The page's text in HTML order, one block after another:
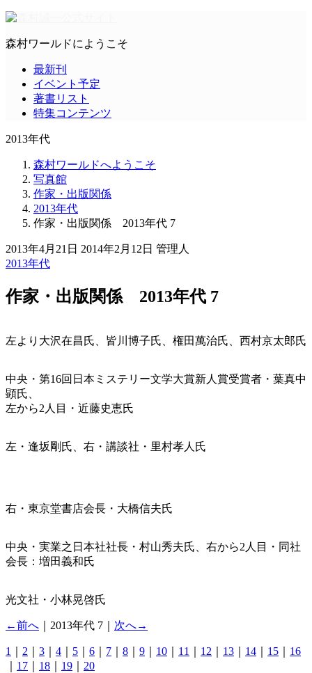
森村ワールドにようこそ
最新刊
イベント予定
著書リスト
特集コンテンツ
2013年代
森村ワールドへようこそ
写真館
作家・出版関係
2013年代
作家・出版関係 2013年代 7
2013年4月21日 2014年2月12日 管理人
2013年代
作家・出版関係 2013年代 7
左より大沢在昌氏、皆川博子氏、権田萬治氏、西村京太郎氏
中央・第16回日本ミステリー文学大賞新人賞受賞者・葉真中
顕氏、
左から2人目・近藤史恵氏
左・逢坂剛氏、右・講談社・里村孝人氏
右・東京堂書店会長・大橋信夫氏
中央・実業之日本社社長・村山秀夫氏、右から2人目・同社
会長：増田義和氏
光文社・小林晃啓氏
←前へ ｜2013年代 7｜ 次へ→
1 2 3 4 5 6 7 8 9 10 11 12 13 14 15
16
17 18 19
20